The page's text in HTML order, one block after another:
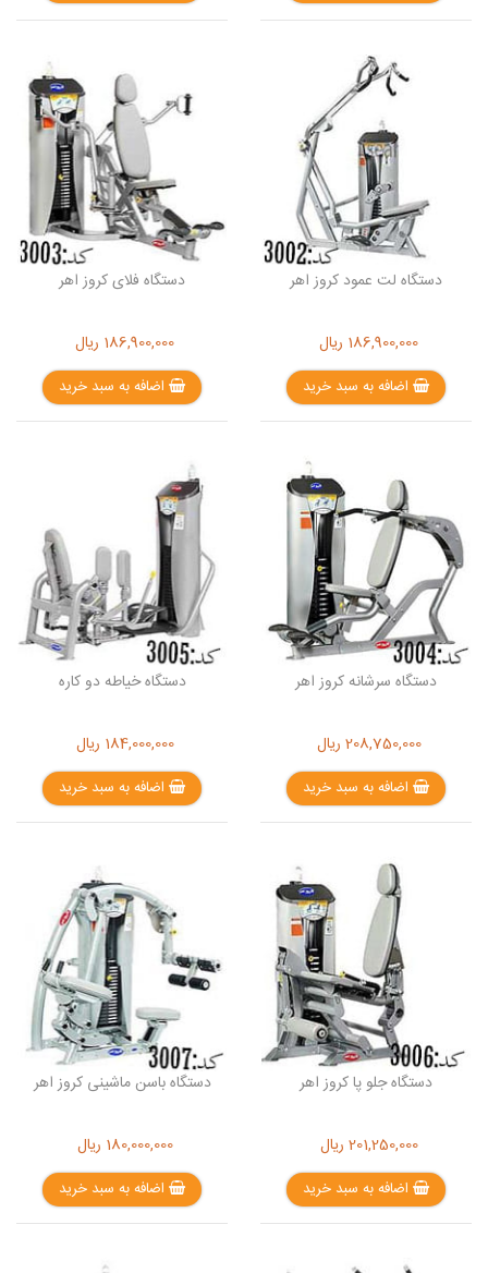
دستگاه لت عمود کروز اهر
186,900,000 ریال
اضافه به سبد خرید
دستگاه فلای کروز اهر
186,900,000 ریال
اضافه به سبد خرید
دستگاه سرشانه کروز اهر
208,750,000 ریال
اضافه به سبد خرید
دستگاه خیاطه دو کاره
184,000,000 ریال
اضافه به سبد خرید
دستگاه جلو پا کروز اهر
201,250,000 ریال
اضافه به سبد خرید
دستگاه باسن ماشینی کروز اهر
180,000,000 ریال
اضافه به سبد خرید